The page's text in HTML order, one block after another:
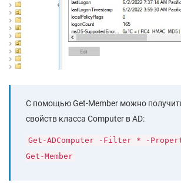
С помощью Get-Member можно
свойств класса Computer в AD:
Get-ADComputer -Filter * -
Get-Member